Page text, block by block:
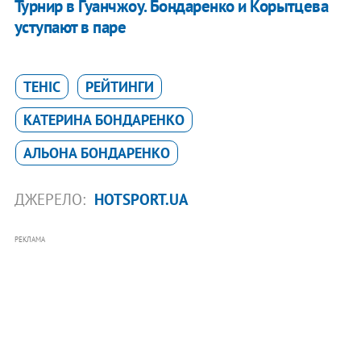
Турнир в Гуанчжоу. Бондаренко и Корытцева
уступают в паре
ТЕНІС
РЕЙТИНГИ
КАТЕРИНА БОНДАРЕНКО
АЛЬОНА БОНДАРЕНКО
ДЖЕРЕЛО: HOTSPORT.UA
РЕКЛАМА